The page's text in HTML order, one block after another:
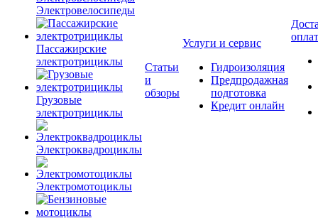
Электровелосипеды
Пассажирские
электротрициклы
Грузовые
электротрициклы
Электроквадроциклы
Электромотоциклы
Статьи
и
обзоры
Услуги и сервис
Гидроизоляция
Предпродажная
подготовка
Кредит онлайн